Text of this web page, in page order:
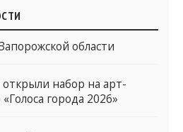
области
набор на арт-
города 2026»